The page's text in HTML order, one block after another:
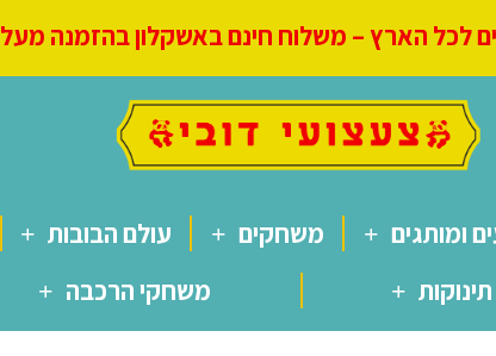
לכל הארץ – משלוח חינם באשקלון בהזמנה מעל 250 ₪
ומותגים משחקים עולם הבובות
תינוקות משחקי הרכבה